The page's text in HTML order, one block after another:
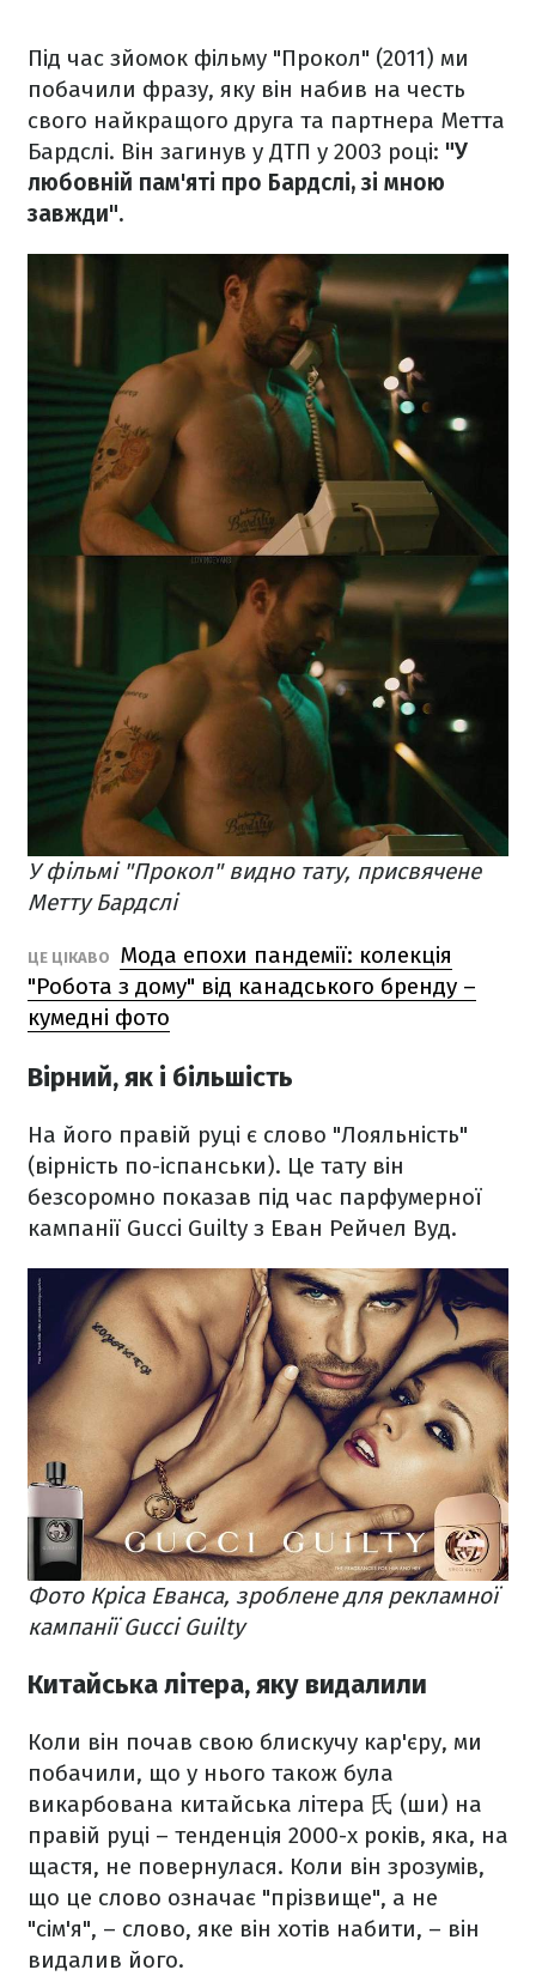
Під час зйомок фільму "Прокол" (2011) ми
побачили фразу, яку він набив на честь
свого найкращого друга та партнера Метта
Бардслі. Він загинув у ДТП у 2003 році: "У
любовній пам'яті про Бардслі, зі мною
завжди".
У фільмі "Прокол" видно тату, присвячене
Метту Бардслі
ЦЕ ЦІКАВО
Мода епохи пандемії: колекція
"Робота з дому" від канадського бренду –
кумедні фото
Вірний, як і більшість
На його правій руці є слово "Лояльність"
(вірність по-іспанськи). Це тату він
безсоромно показав під час парфумерної
кампанії Gucci Guilty з Еван Рейчел Вуд.
Фото Кріса Еванса, зроблене для рекламної
кампанії Gucci Guilty
Китайська літера, яку видалили
Коли він почав свою блискучу кар'єру, ми
побачили, що у нього також була
викарбована китайська літера 氏 (ши) на
правій руці – тенденція 2000-х років, яка, на
щастя, не повернулася. Коли він зрозумів,
що це слово означає "прізвище", а не
"сім'я", – слово, яке він хотів набити, – він
видалив його.